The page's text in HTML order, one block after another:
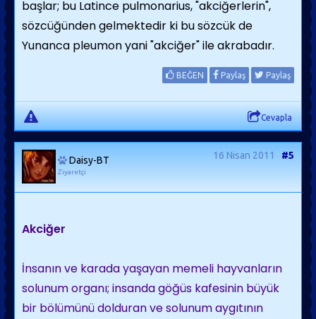
başlar; bu Latince pulmonarius, "akciğerlerin",
sözcüğünden gelmektedir ki bu sözcük de
Yunanca pleumon yani "akciğer" ile akrabadır.
BEĞEN Paylaş Paylaş
Cevapla
Daisy-BT
Ziyaretçi
16 Nisan 2011 #5
Akciğer
İnsanın ve karada yaşayan memeli hayvanların
solunum organı; insanda göğüs kafesinin büyük
bir bölümünü dolduran ve solunum aygıtının